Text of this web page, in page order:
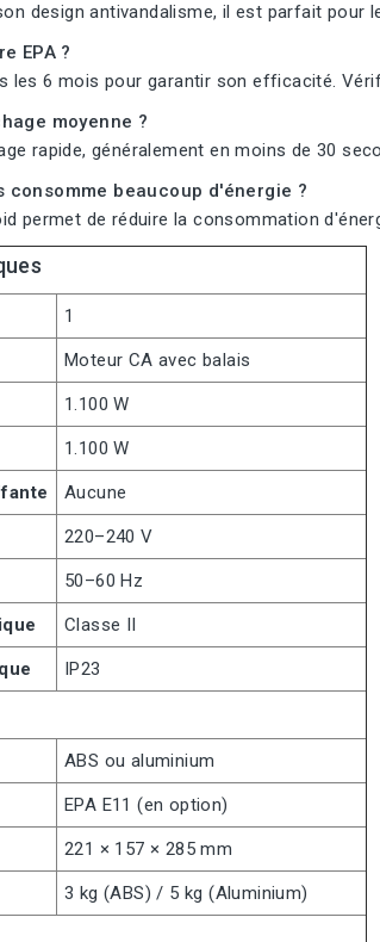
design antivandalisme, il est parfait pour
EPA ?
les 6 mois pour garantir son efficacité.
moyenne ?
rapide, généralement en moins de 30
consomme beaucoup d'énergie ?
permet de réduire la consommation
1
Moteur CA avec balais
1.100 W
1.100 W
Aucune
220–240 V
50–60 Hz
Classe II
IP23
ABS ou aluminium
EPA E11 (en option)
221 × 157 × 285 mm
3 kg (ABS) / 5 kg (Aluminium)